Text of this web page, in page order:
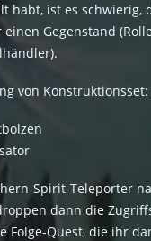
habt, ist es schwierig,
Gegenstand
von
Spirit-Teleporter
dann die
Folge-Quest, die ihr